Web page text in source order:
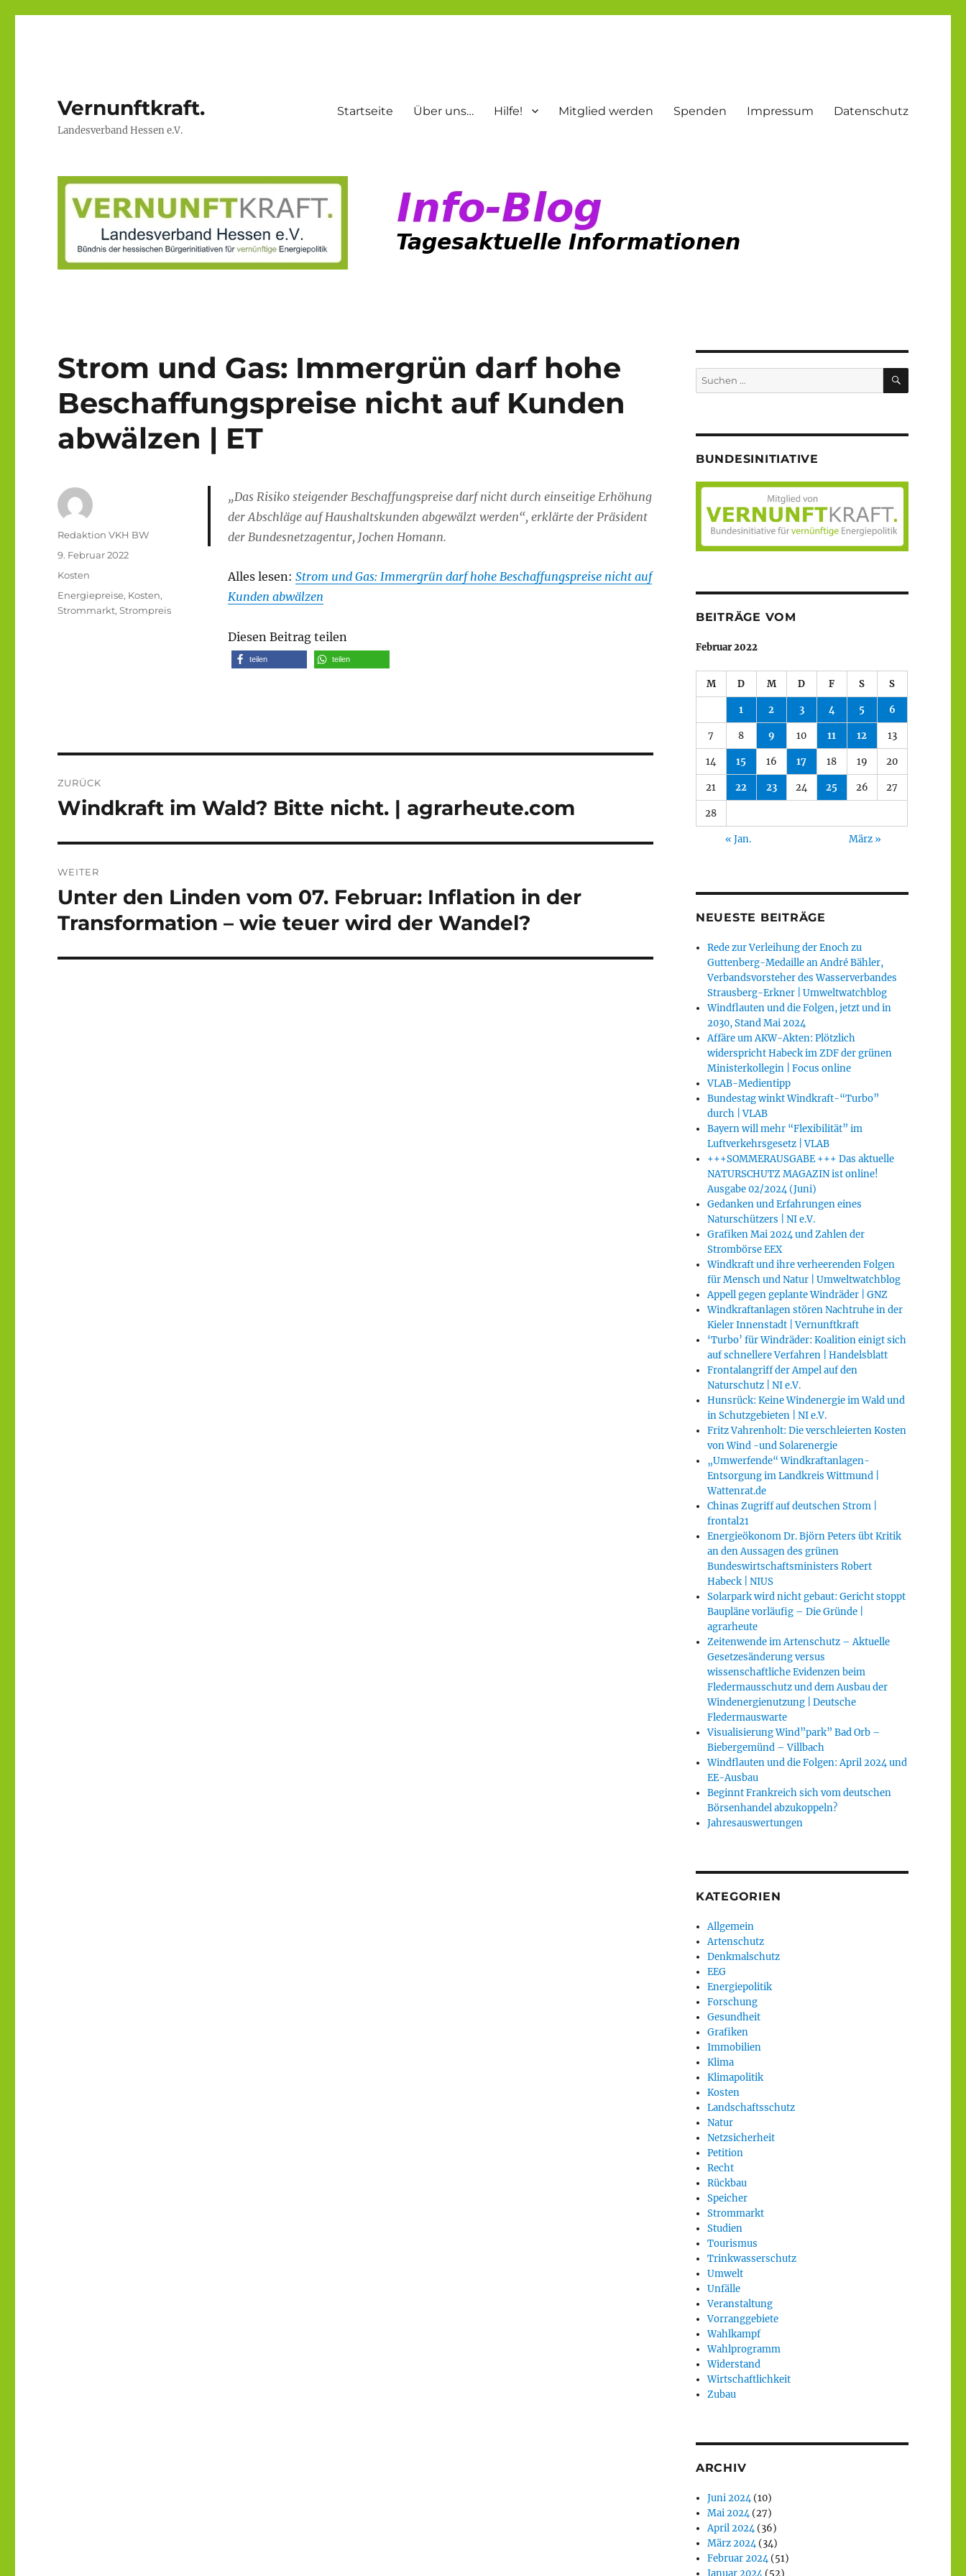
Vernunftkraft.
Landesverband Hessen e.V.
Startseite Über uns… Hilfe! Mitglied werden Spenden Impressum Datenschutz
Strom und Gas: Immergrün darf hohe
Beschaffungspreise nicht auf Kunden
abwälzen | ET
„Das Risiko steigender Beschaffungspreise darf nicht durch einseitige Erhöhung
der Abschläge auf Haushaltskunden abgewälzt werden“, erklärte der Präsident
der Bundesnetzagentur, Jochen Homann.
Alles lesen: Strom und Gas: Immergrün darf hohe Beschaffungspreise nicht auf
Kunden abwälzen
Diesen Beitrag teilen
teilen teilen
Autor
Redaktion VKH BW
Veröffentlicht
9. Februar 2022
Kategorien
Kosten
Schlagwörter
Energiepreise, Kosten,
Strommarkt,Strompreis
ZURÜCK
Vorheriger
Windkraft im Wald? Bitte nicht. | agrarheute.com
WEITER
Nächster
Beitrag:
Unter den Linden vom 07. Februar: Inflation in der
Transformation – wie teuer wird der Wandel?
Suche
nach:
SUCHEN
BUNDESINITIATIVE
BEITRÄGE VOM
Februar 2022
M D M D F S S
1 2 3 4 5 6
7 8 9 10 11 12 13
14 15 16 17 18 19 20
21 22 23 24 25 26 27
28
« Jan. März »
NEUESTE BEITRÄGE
Rede zur Verleihung der Enoch zu
Guttenberg-Medaille an André Bähler,
Verbandsvorsteher des Wasserverbandes
Strausberg-Erkner | Umweltwatchblog
Windflauten und die Folgen, jetzt und in
2030, Stand Mai 2024
Affäre um AKW-Akten: Plötzlich
widerspricht Habeck im ZDF der grünen
Ministerkollegin | Focus online
VLAB-Medientipp
Bundestag winkt Windkraft-“Turbo”
durch | VLAB
Bayern will mehr “Flexibilität” im
Luftverkehrsgesetz | VLAB
+++SOMMERAUSGABE +++ Das aktuelle
NATURSCHUTZ MAGAZIN ist online!
Ausgabe 02/2024 (Juni)
Gedanken und Erfahrungen eines
Naturschützers | NI e.V.
Grafiken Mai 2024 und Zahlen der
Strombörse EEX
Windkraft und ihre verheerenden Folgen
für Mensch und Natur | Umweltwatchblog
Appell gegen geplante Windräder | GNZ
Windkraftanlagen stören Nachtruhe in der
Kieler Innenstadt | Vernunftkraft
‘Turbo’ für Windräder: Koalition einigt sich
auf schnellere Verfahren | Handelsblatt
Frontalangriff der Ampel auf den
Naturschutz | NI e.V.
Hunsrück: Keine Windenergie im Wald und
in Schutzgebieten | NI e.V.
Fritz Vahrenholt: Die verschleierten Kosten
von Wind -und Solarenergie
„Umwerfende“ Windkraftanlagen-
Entsorgung im Landkreis Wittmund |
Wattenrat.de
Chinas Zugriff auf deutschen Strom |
frontal21
Energieökonom Dr. Björn Peters übt Kritik
an den Aussagen des grünen
Bundeswirtschaftsministers Robert
Habeck | NIUS
Solarpark wird nicht gebaut: Gericht stoppt
Baupläne vorläufig – Die Gründe |
agrarheute
Zeitenwende im Artenschutz – Aktuelle
Gesetzesänderung versus
wissenschaftliche Evidenzen beim
Fledermausschutz und dem Ausbau der
Windenergienutzung | Deutsche
Fledermauswarte
Visualisierung Wind”park” Bad Orb –
Biebergemünd – Villbach
Windflauten und die Folgen: April 2024 und
EE-Ausbau
Beginnt Frankreich sich vom deutschen
Börsenhandel abzukoppeln?
Jahresauswertungen
KATEGORIEN
Allgemein
Artenschutz
Denkmalschutz
EEG
Energiepolitik
Forschung
Gesundheit
Grafiken
Immobilien
Klima
Klimapolitik
Kosten
Landschaftsschutz
Natur
Netzsicherheit
Petition
Recht
Rückbau
Speicher
Strommarkt
Studien
Tourismus
Trinkwasserschutz
Umwelt
Unfälle
Veranstaltung
Vorranggebiete
Wahlkampf
Wahlprogramm
Widerstand
Wirtschaftlichkeit
Zubau
ARCHIV
Juni 2024(10)
Mai 2024(27)
April 2024(36)
März 2024(34)
Februar 2024(51)